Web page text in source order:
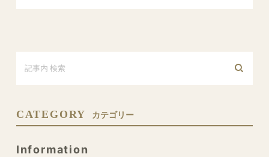
CATEGORY カテゴリー
Information